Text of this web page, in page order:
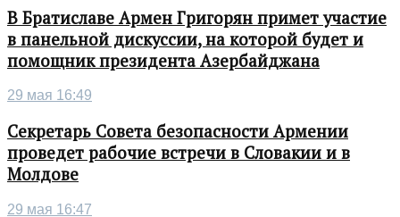
В Братиславе Армен Григорян примет участие
в панельной дискуссии, на которой будет и
помощник президента Азербайджана
29 мая 16:49
Секретарь Совета безопасности Армении
проведет рабочие встречи в Словакии и в
Молдове
29 мая 16:47